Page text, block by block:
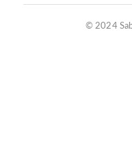
© 2024